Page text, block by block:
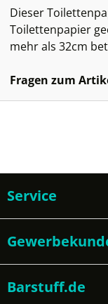
Dieser
Toilettenpapier
mehr als 32cm
Fragen zum
Service
Barstuff.de